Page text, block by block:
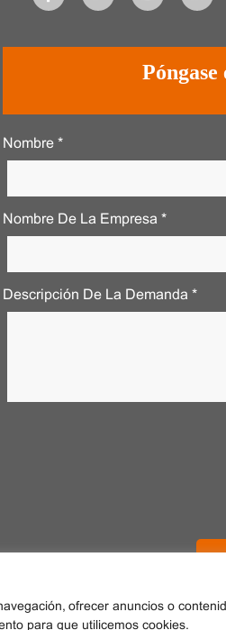
ofrecer anuncios o
para que utilicemos cookies.
Nombre *
Nombre De La Empresa *
Descripción De La Demanda *